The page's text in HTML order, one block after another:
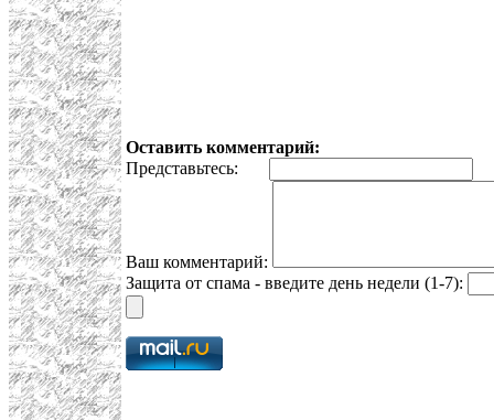
Оставить комментарий:
Представьтесь:
Ваш комментарий:
Защита от спама - введите день недели (1-7):